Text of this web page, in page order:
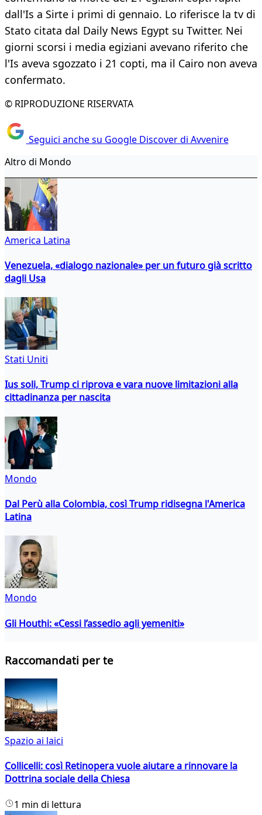
dall'Is a Sirte i primi di gennaio. Lo riferisce la tv di
Stato citata dal Daily News Egypt su Twitter. Nei
giorni scorsi i media egiziani avevano riferito che
l'Is aveva sgozzato i 21 copti, ma il Cairo non aveva
confermato.
© RIPRODUZIONE RISERVATA
Seguici anche su Google Discover di Avvenire
Altro di Mondo
America Latina
Venezuela, «dialogo nazionale» per un futuro già scritto
dagli Usa
Stati Uniti
Ius soli, Trump ci riprova e vara nuove limitazioni alla
cittadinanza per nascita
Mondo
Dal Perù alla Colombia, così Trump ridisegna l'America
Latina
Mondo
Gli Houthi: «Cessi l’assedio agli yemeniti»
Raccomandati per te
Spazio ai laici
Collicelli: così Retinopera vuole aiutare a rinnovare la
Dottrina sociale della Chiesa
1 min di lettura